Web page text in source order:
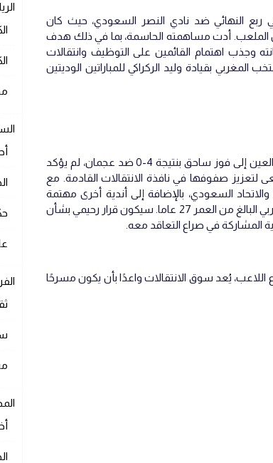
في ربع النهائي ضد نادي النصر السعودي، حيث كان
الملعب. أدت مساهمته الحاسمة، بما في ذلك هدف
وجذب اهتمام القائمين على التوظيف وانتقالات
بقيادة وليد الركراكي للمباراتين الوديتين
، حيث سجل ثلاثة أهداف ليقود العين إلى فوز ساحق بنتيجة 4-0 ضد عجمان، لم يؤكد
لتعزيز صفوفها في نافذة الانتقالات القادمة. مع
السعودي، بالإضافة إلى أندية أخرى مهتمة
بالوضع عن كثب حريصين على تأمين خدمات هذا النجم المغربي البالغ من العمر 27 عاما. سيكون قرار رحيمي بشأن
المشاركة في صراع التعاقد معه.
اللاعب، يُعد سوق الانتقالات واعدًا بأن يكون مسرحًا